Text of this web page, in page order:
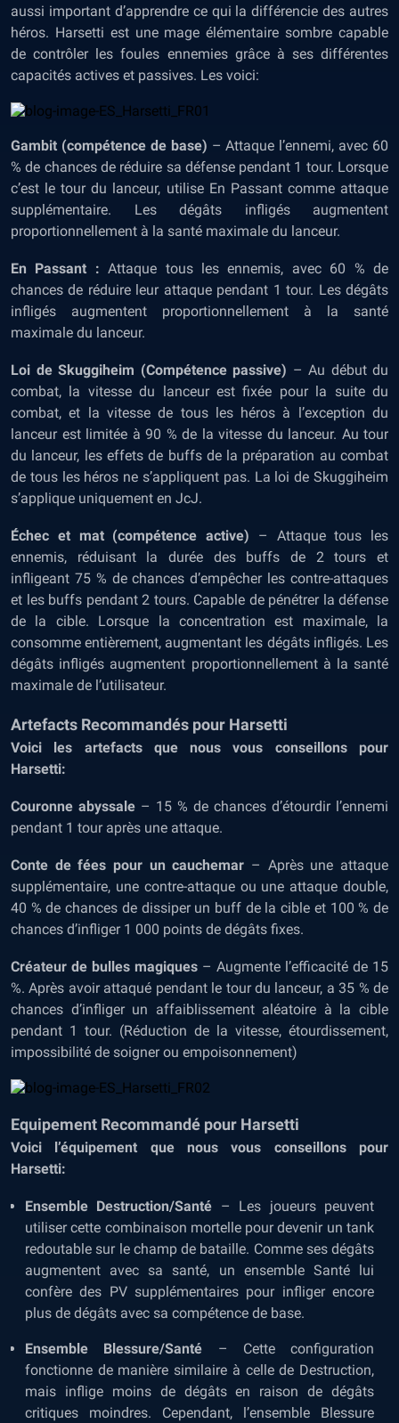
aussi important d’apprendre ce qui la différencie des autres
héros. Harsetti est une mage élémentaire sombre capable
de contrôler les foules ennemies grâce à ses différentes
capacités actives et passives. Les voici:
Gambit (compétence de base) – Attaque l’ennemi, avec 60
% de chances de réduire sa défense pendant 1 tour. Lorsque
c’est le tour du lanceur, utilise En Passant comme attaque
supplémentaire. Les dégâts infligés augmentent
proportionnellement à la santé maximale du lanceur.
En Passant : Attaque tous les ennemis, avec 60 % de
chances de réduire leur attaque pendant 1 tour. Les dégâts
infligés augmentent proportionnellement à la santé
maximale du lanceur.
Loi de Skuggiheim (Compétence passive) – Au début du
combat, la vitesse du lanceur est fixée pour la suite du
combat, et la vitesse de tous les héros à l’exception du
lanceur est limitée à 90 % de la vitesse du lanceur. Au tour
du lanceur, les effets de buffs de la préparation au combat
de tous les héros ne s’appliquent pas. La loi de Skuggiheim
s’applique uniquement en JcJ.
Échec et mat (compétence active) – Attaque tous les
ennemis, réduisant la durée des buffs de 2 tours et
infligeant 75 % de chances d’empêcher les contre-attaques
et les buffs pendant 2 tours. Capable de pénétrer la défense
de la cible. Lorsque la concentration est maximale, la
consomme entièrement, augmentant les dégâts infligés. Les
dégâts infligés augmentent proportionnellement à la santé
maximale de l’utilisateur.
Artefacts Recommandés pour Harsetti
Voici les artefacts que nous vous conseillons pour
Harsetti:
Couronne abyssale – 15 % de chances d’étourdir l’ennemi
pendant 1 tour après une attaque.
Conte de fées pour un cauchemar – Après une attaque
supplémentaire, une contre-attaque ou une attaque double,
40 % de chances de dissiper un buff de la cible et 100 % de
chances d’infliger 1 000 points de dégâts fixes.
Créateur de bulles magiques – Augmente l’efficacité de 15
%. Après avoir attaqué pendant le tour du lanceur, a 35 % de
chances d’infliger un affaiblissement aléatoire à la cible
pendant 1 tour. (Réduction de la vitesse, étourdissement,
impossibilité de soigner ou empoisonnement)
Equipement Recommandé pour Harsetti
Voici l’équipement que nous vous conseillons pour
Harsetti:
Ensemble Destruction/Santé – Les joueurs peuvent
utiliser cette combinaison mortelle pour devenir un tank
redoutable sur le champ de bataille. Comme ses dégâts
augmentent avec sa santé, un ensemble Santé lui
confère des PV supplémentaires pour infliger encore
plus de dégâts avec sa compétence de base.
Ensemble Blessure/Santé – Cette configuration
fonctionne de manière similaire à celle de Destruction,
mais inflige moins de dégâts en raison de dégâts
critiques moindres. Cependant, l’ensemble Blessure